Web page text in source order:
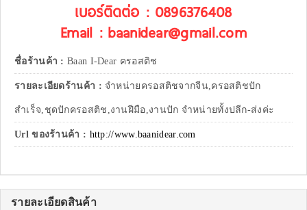
เบอร์ติดต่อ : 0896376408
Email : baanidear@gmail.com
ชื่อร้านค้า : Baan I-Dear ครอสติช
รายละเอียดร้านค้า : จำหน่ายครอสติชจากจีน,ครอสติชปัก
สำเร็จ,ชุดปักครอสติช,งานฝีมือ,งานปัก จำหน่ายทั้งปลีก-ส่งค่ะ
Url ของร้านค้า : http://www.baanidear.com
รายละเอียดสินค้า